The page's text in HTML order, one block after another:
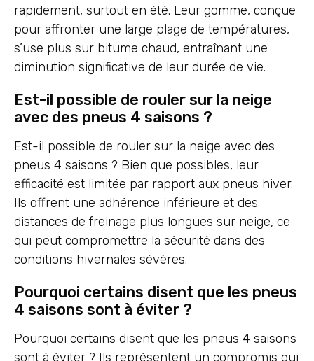
rapidement, surtout en été. Leur gomme, conçue
pour affronter une large plage de températures,
s’use plus sur bitume chaud, entraînant une
diminution significative de leur durée de vie.
Est-il possible de rouler sur la neige
avec des pneus 4 saisons ?
Est-il possible de rouler sur la neige avec des
pneus 4 saisons ? Bien que possibles, leur
efficacité est limitée par rapport aux pneus hiver.
Ils offrent une adhérence inférieure et des
distances de freinage plus longues sur neige, ce
qui peut compromettre la sécurité dans des
conditions hivernales sévères.
Pourquoi certains disent que les pneus
4 saisons sont à éviter ?
Pourquoi certains disent que les pneus 4 saisons
sont à éviter ? Ils représentent un compromis qui